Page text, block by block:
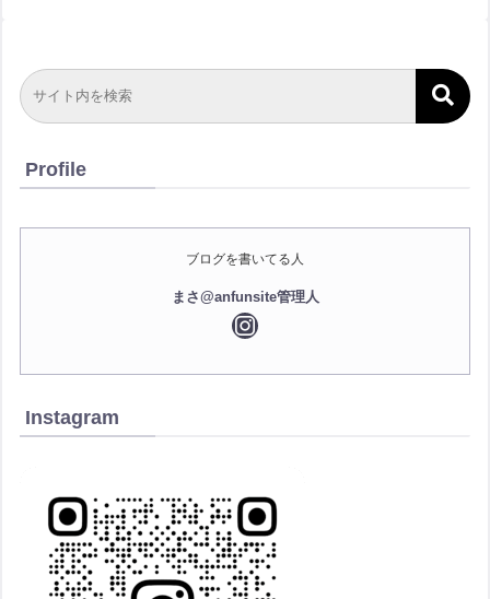
Profile
ブログを書いてる人
まさ@anfunsite管理人
Instagram